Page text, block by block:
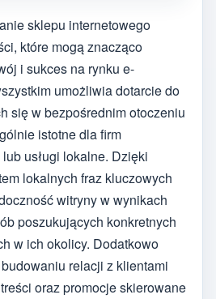
sklepu internetowego
które mogą znacząco
i sukces na rynku e-
umożliwia dotarcie do
się w bezpośrednim otoczeniu
istotne dla firm
usługi lokalne. Dzięki
lokalnych fraz kluczowych
witryny w wynikach
poszukujących konkretnych
w ich okolicy. Dodatkowo
relacji z klientami
oraz promocje skierowane